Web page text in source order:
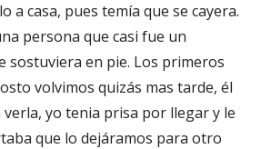
a casa, pues temía que se cayera.
persona que casi fue un
sostuviera en pie. Los primeros
volvimos quizás mas tarde, él
yo tenia prisa por llegar y le
que lo dejáramos para otro